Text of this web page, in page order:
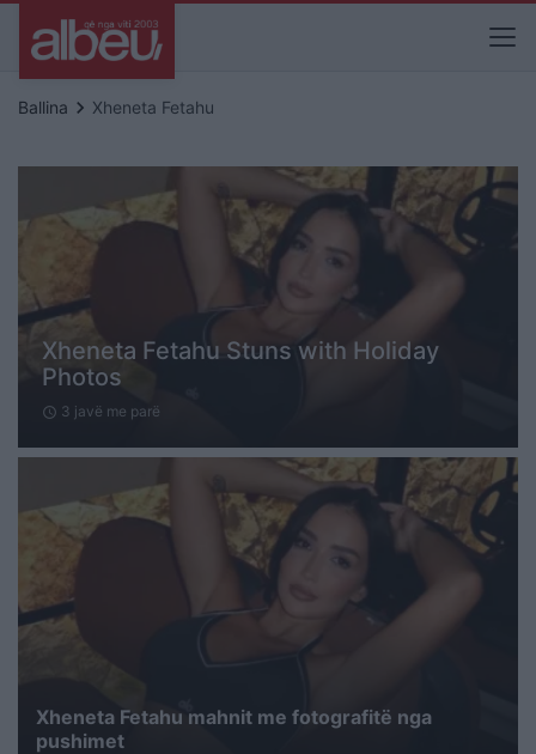
Ballina keyboard_arrow_right Xheneta Fetahu
Xheneta Fetahu Stuns with Holiday
Photos
schedule 3 javë me parë
Xheneta Fetahu mahnit me fotografitë nga
pushimet